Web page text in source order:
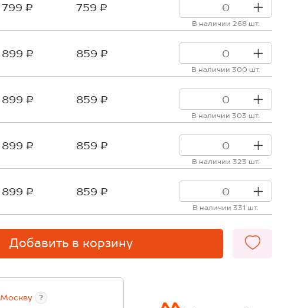
799 ₽ 759 ₽
В наличии 268 шт.
899 ₽ 859 ₽
В наличии 300 шт.
899 ₽ 859 ₽
В наличии 303 шт.
899 ₽ 859 ₽
В наличии 323 шт.
899 ₽ 859 ₽
В наличии 331 шт.
Добавить в корзину
Москву ?